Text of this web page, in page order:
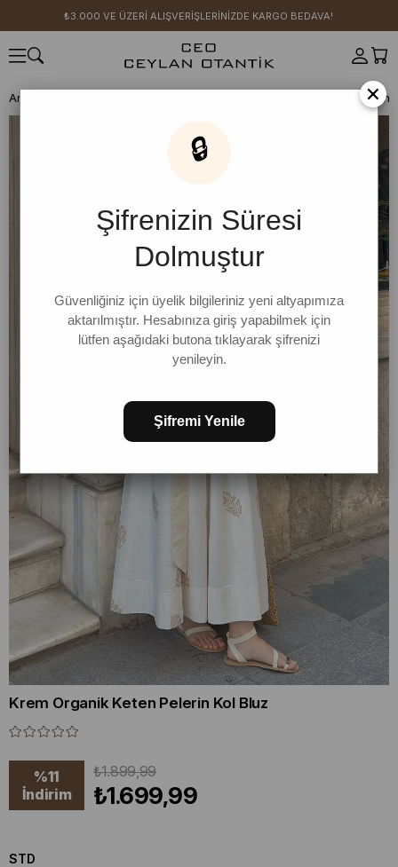
₺3.000 VE ÜZERİ ALIŞVERİŞLERİNİZDE KARGO BEDAVA!
Anasayfa Krem Organik Keten Pelerin
Krem Organik Keten Pelerin Kol Bluz
%11
İndirim
₺1.899,99
₺1.699,99
STD
×
🔒
Şifrenizin Süresi
Dolmuştur
Güvenliğiniz için üyelik bilgileriniz yeni altyapımıza
aktarılmıştır. Hesabınıza giriş yapabilmek için
lütfen aşağıdaki butona tıklayarak şifrenizi
yenileyin.
Şifremi Yenile